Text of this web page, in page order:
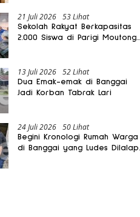
21 Juli 2026 53 Lihat
Sekolah Rakyat Berkapasitas
2.000 Siswa di Parigi Moutong
13 Juli 2026 52 Lihat
Dua Emak-emak di Banggai
Jadi Korban Tabrak Lari
24 Juli 2026 50 Lihat
Begini Kronologi Rumah Warga
di Banggai yang Ludes Dilalap